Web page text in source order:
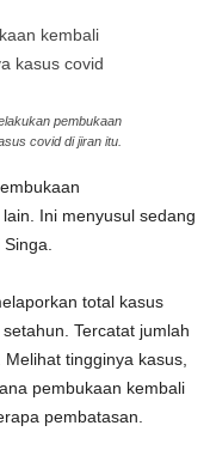
pembukaan
covid di jiran itu.
Ini menyusul sedang
total kasus
Tercatat jumlah
tingginya kasus,
pembukaan kembali
pembatasan.